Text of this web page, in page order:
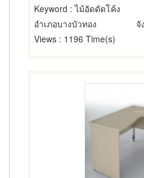
Keyword : ไม้อัดดัดโค้ง
อำเภอบางบัวทอง
จั
Views : 1196 Time(s)